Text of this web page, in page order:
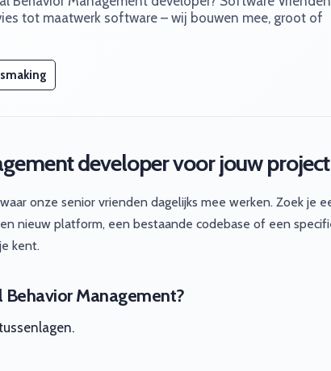
tot maatwerk software – wij bouwen mee, groot of
developer voor jouw project
onze senior vrienden dagelijks mee werken. Zoek je
nieuw platform, een bestaande codebase of een
kent.
Management?